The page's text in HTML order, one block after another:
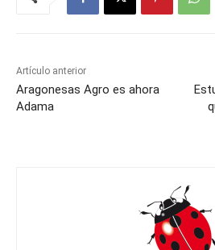
Artículo anterior
Aragonesas Agro es ahora
Adama